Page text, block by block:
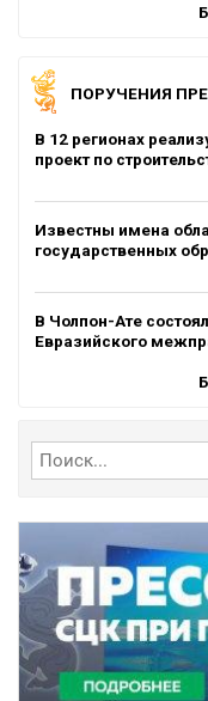
ПОРУЧЕНИЯ
В 12 регионах
проект по
Известны имена
государственных
В Чолпон-Ате
Евразийского